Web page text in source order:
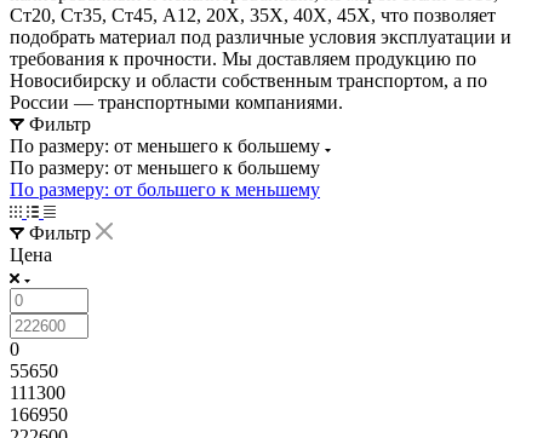
Ст20, Ст35, Ст45, А12, 20Х, 35Х, 40Х, 45Х, что позволяет
подобрать материал под различные условия эксплуатации и
требования к прочности. Мы доставляем продукцию по
Новосибирску и области собственным транспортом, а по
России — транспортными компаниями.
Фильтр
По размеру: от меньшего к большему
По размеру: от меньшего к большему
По размеру: от большего к меньшему
Фильтр
Цена
0
55650
111300
166950